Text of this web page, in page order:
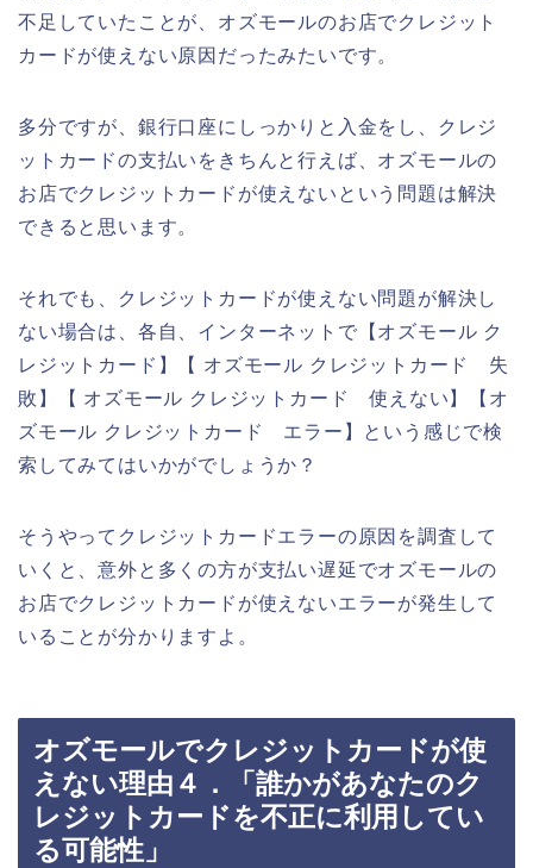
不足していたことが、オズモールのお店でクレジット
カードが使えない原因だったみたいです。
多分ですが、銀行口座にしっかりと入金をし、クレジ
ットカードの支払いをきちんと行えば、オズモールの
お店でクレジットカードが使えないという問題は解決
できると思います。
それでも、クレジットカードが使えない問題が解決し
ない場合は、各自、インターネットで【オズモール ク
レジットカード】【 オズモール クレジットカード 失
敗】【 オズモール クレジットカード 使えない】【オ
ズモール クレジットカード エラー】という感じで検
索してみてはいかがでしょうか？
そうやってクレジットカードエラーの原因を調査して
いくと、意外と多くの方が支払い遅延でオズモールの
お店でクレジットカードが使えないエラーが発生して
いることが分かりますよ。
オズモールでクレジットカードが使
えない理由４．「誰かがあなたのク
レジットカードを不正に利用してい
る可能性」